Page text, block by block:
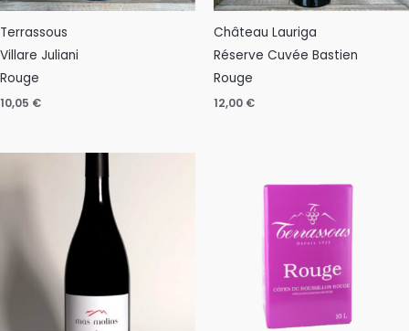
Terrassous
Villare Juliani
Rouge
10,05 €
Château Lauriga
Réserve Cuvée Bastien
Rouge
12,00 €